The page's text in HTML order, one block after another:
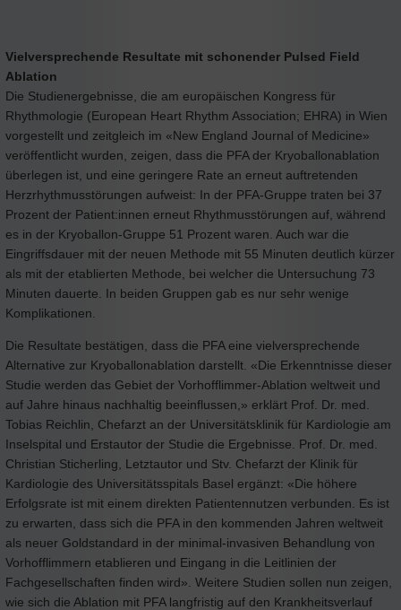
Vielversprechende Resultate mit schonender Pulsed Field
Ablation
Die Studienergebnisse, die am europäischen Kongress für
Rhythmologie (European Heart Rhythm Association; EHRA) in Wien
vorgestellt und zeitgleich im «New England Journal of Medicine»
veröffentlicht wurden, zeigen, dass die PFA der Kryoballonablation
überlegen ist, und eine geringere Rate an erneut auftretenden
Herzrhythmusstörungen aufweist: In der PFA-Gruppe traten bei 37
Prozent der Patient:innen erneut Rhythmusstörungen auf, während
es in der Kryoballon-Gruppe 51 Prozent waren. Auch war die
Eingriffsdauer mit der neuen Methode mit 55 Minuten deutlich kürzer
als mit der etablierten Methode, bei welcher die Untersuchung 73
Minuten dauerte. In beiden Gruppen gab es nur sehr wenige
Komplikationen.
Die Resultate bestätigen, dass die PFA eine vielversprechende
Alternative zur Kryoballonablation darstellt. «Die Erkenntnisse dieser
Studie werden das Gebiet der Vorhofflimmer-Ablation weltweit und
auf Jahre hinaus nachhaltig beeinflussen,» erklärt Prof. Dr. med.
Tobias Reichlin, Chefarzt an der Universitätsklinik für Kardiologie am
Inselspital und Erstautor der Studie die Ergebnisse. Prof. Dr. med.
Christian Sticherling, Letztautor und Stv. Chefarzt der Klinik für
Kardiologie des Universitätsspitals Basel ergänzt: «Die höhere
Erfolgsrate ist mit einem direkten Patientennutzen verbunden. Es ist
zu erwarten, dass sich die PFA in den kommenden Jahren weltweit
als neuer Goldstandard in der minimal-invasiven Behandlung von
Vorhofflimmern etablieren und Eingang in die Leitlinien der
Fachgesellschaften finden wird». Weitere Studien sollen nun zeigen,
wie sich die Ablation mit PFA langfristig auf den Krankheitsverlauf